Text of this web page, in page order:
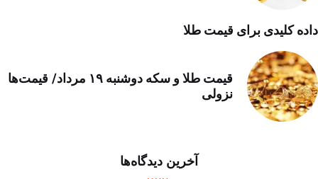
داده کلیدی برای قیمت طلا
قیمت طلا و سکه دوشنبه ۱۹ مرداد/ قیمت‌ها
نزولی
آخرین دیدگاه‌ها